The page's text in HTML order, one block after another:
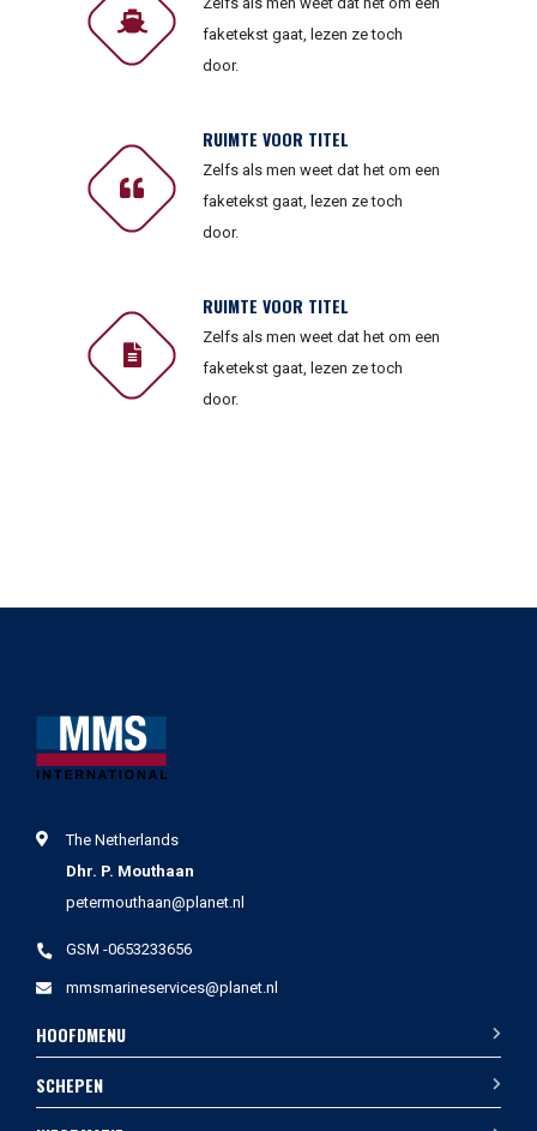
faketekst gaat, lezen ze toch
door.
RUIMTE VOOR TITEL
Zelfs als men weet dat het om een
faketekst gaat, lezen ze toch
door.
RUIMTE VOOR TITEL
Zelfs als men weet dat het om een
faketekst gaat, lezen ze toch
door.
The Netherlands
Dhr. P. Mouthaan
petermouthaan@planet.nl
GSM -0653233656
mmsmarineservices@planet.nl
HOOFDMENU
SCHEPEN